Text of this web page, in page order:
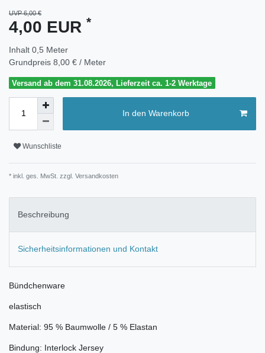
UVP 6,00 €
4,00 EUR *
Inhalt 0,5 Meter
Grundpreis 8,00 € / Meter
Versand ab dem 31.08.2026, Lieferzeit ca. 1-2 Werktage
In den Warenkorb
Wunschliste
* inkl. ges. MwSt. zzgl. Versandkosten
Beschreibung
Sicherheitsinformationen und Kontakt
Bündchenware
elastisch
Material: 95 % Baumwolle / 5 % Elastan
Bindung: Interlock Jersey